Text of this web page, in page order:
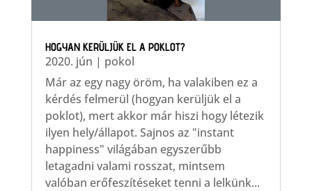
HOGYAN KERÜLJÜK EL A POKLOT?
2020. jún | pokol
Már az egy nagy öröm, ha valakiben ez a
kérdés felmerül (hogyan kerüljük el a
poklot), mert akkor már hiszi hogy létezik
ilyen hely/állapot. Sajnos az "instant
happiness" világában egyszerűbb
letagadni valami rosszat, mintsem
valóban erőfeszítéseket tenni a lelkünk...